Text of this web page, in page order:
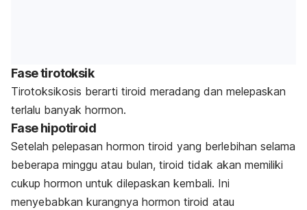
Fase tirotoksik
Tirotoksikosis berarti tiroid meradang dan melepaskan
terlalu banyak hormon.
Fase hipotiroid
Setelah pelepasan hormon tiroid yang berlebihan selama
beberapa minggu atau bulan, tiroid tidak akan memiliki
cukup hormon untuk dilepaskan kembali. Ini
menyebabkan kurangnya hormon tiroid atau